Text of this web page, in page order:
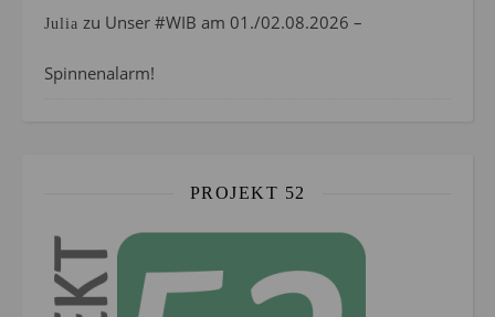
Julia zu Unser #WIB am 01./02.08.2026 –
Spinnenalarm!
PROJEKT 52